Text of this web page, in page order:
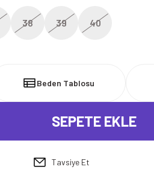
38 39 40
Beden Tablosu
SEPETE EKLE
Tavsiye Et